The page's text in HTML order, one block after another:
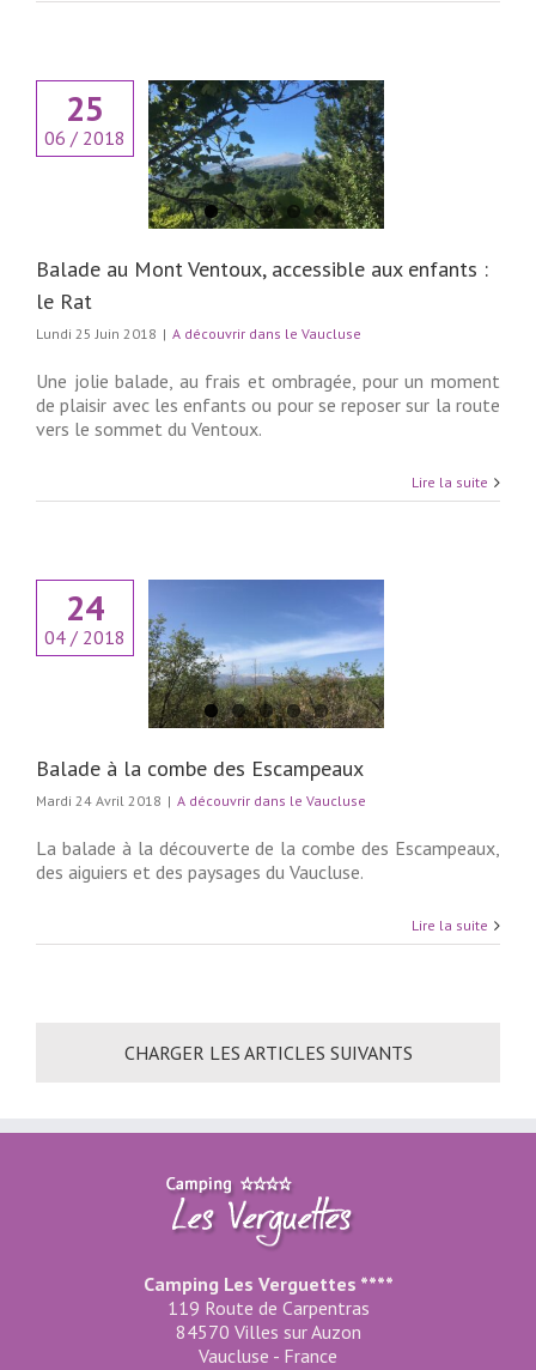
25
06 / 2018
Mont Ventoux,
aux enfants : le
Balade au Mont Ventoux, accessible aux enfants :
le Rat
Lundi 25 Juin 2018 | A découvrir dans le Vaucluse
Une jolie balade, au frais et ombragée, pour un moment
de plaisir avec les enfants ou pour se reposer sur la route
vers le sommet du Ventoux.
Lire la suite
24
04 / 2018
à la combe des
Balade à la combe des Escampeaux
Mardi 24 Avril 2018 | A découvrir dans le Vaucluse
La balade à la découverte de la combe des Escampeaux,
des aiguiers et des paysages du Vaucluse.
Lire la suite
CHARGER LES ARTICLES SUIVANTS
Camping Les Verguettes ****
119 Route de Carpentras
84570 Villes sur Auzon
Vaucluse - France